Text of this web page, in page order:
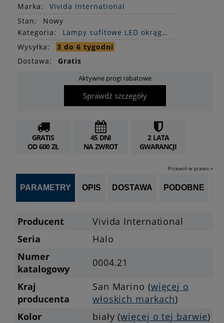
Marka:
Vivida International
Stan:
Nowy
Kategoria:
Lampy sufitowe LED okrągłe
Wysyłka:
3 do 6 tygodni
Dostawa:
Gratis
Aktywne progi rabatowe
Sprawdź szczegóły
GRATIS
OD 600 ZŁ
45 DNI
NA ZWROT
2 LATA
GWARANCJI
Przewiń w prawo »
PARAMETRY OPIS DOSTAWA PODOBNE
Producent
Vivida International
Seria
Halo
Numer
katalogowy
0004.21
Kraj
producenta
San Marino (więcej o
włoskich markach)
Kolor
biały (więcej o tej barwie)